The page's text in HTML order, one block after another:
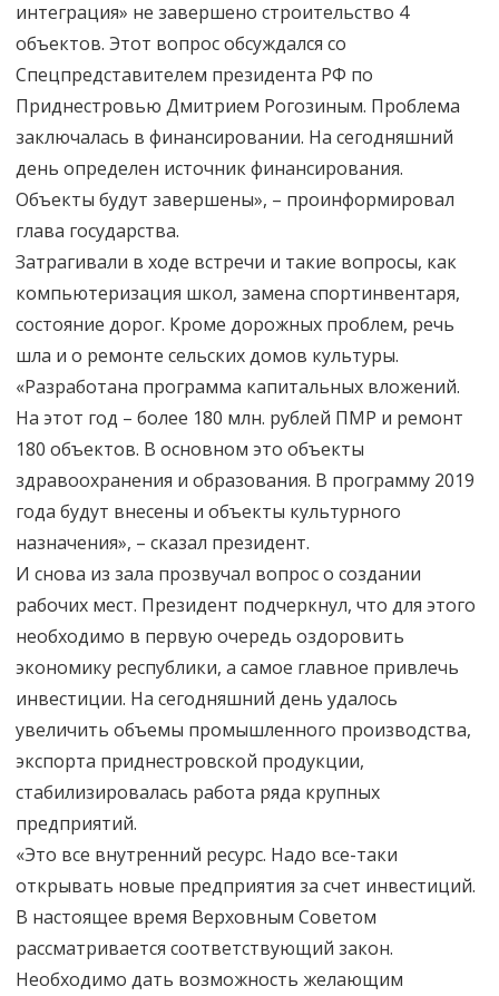
интеграция» не завершено строительство 4
объектов. Этот вопрос обсуждался со
Спецпредставителем президента РФ по
Приднестровью Дмитрием Рогозиным. Проблема
заключалась в финансировании. На сегодняшний
день определен источник финансирования.
Объекты будут завершены», – проинформировал
глава государства.
Затрагивали в ходе встречи и такие вопросы, как
компьютеризация школ, замена спортинвентаря,
состояние дорог. Кроме дорожных проблем, речь
шла и о ремонте сельских домов культуры.
«Разработана программа капитальных вложений.
На этот год – более 180 млн. рублей ПМР и ремонт
180 объектов. В основном это объекты
здравоохранения и образования. В программу 2019
года будут внесены и объекты культурного
назначения», – сказал президент.
И снова из зала прозвучал вопрос о создании
рабочих мест. Президент подчеркнул, что для этого
необходимо в первую очередь оздоровить
экономику республики, а самое главное привлечь
инвестиции. На сегодняшний день удалось
увеличить объемы промышленного производства,
экспорта приднестровской продукции,
стабилизировалась работа ряда крупных
предприятий.
«Это все внутренний ресурс. Надо все-таки
открывать новые предприятия за счет инвестиций.
В настоящее время Верховным Советом
рассматривается соответствующий закон.
Необходимо дать возможность желающим